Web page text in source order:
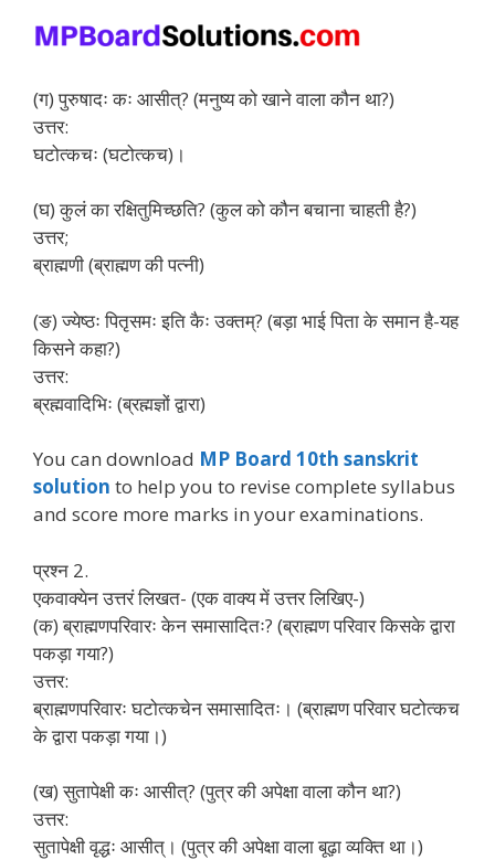
(ग) पुरुषादः कः आसीत्? (मनुष्य को खाने वाला कौन था?)
उत्तर:
घटोत्कचः (घटोत्कच)।
(घ) कुलं का रक्षितुमिच्छति? (कुल को कौन बचाना चाहती है?)
उत्तर;
ब्राह्मणी (ब्राह्मण की पत्नी)
(ङ) ज्येष्ठः पितृसमः इति कैः उक्तम्? (बड़ा भाई पिता के समान है-यह
किसने कहा?)
उत्तर:
ब्रह्मवादिभिः (ब्रह्मज्ञों द्वारा)
You can download MP Board 10th sanskrit
solution to help you to revise complete syllabus
and score more marks in your examinations.
प्रश्न 2.
एकवाक्येन उत्तरं लिखत- (एक वाक्य में उत्तर लिखिए-)
(क) ब्राह्मणपरिवारः केन समासादितः? (ब्राह्मण परिवार किसके द्वारा
पकड़ा गया?)
उत्तर:
ब्राह्मणपरिवारः घटोत्कचेन समासादितः। (ब्राह्मण परिवार घटोत्कच
के द्वारा पकड़ा गया।)
(ख) सुतापेक्षी कः आसीत्? (पुत्र की अपेक्षा वाला कौन था?)
उत्तर:
सुतापेक्षी वृद्धः आसीत्। (पुत्र की अपेक्षा वाला बूढ़ा व्यक्ति था।)